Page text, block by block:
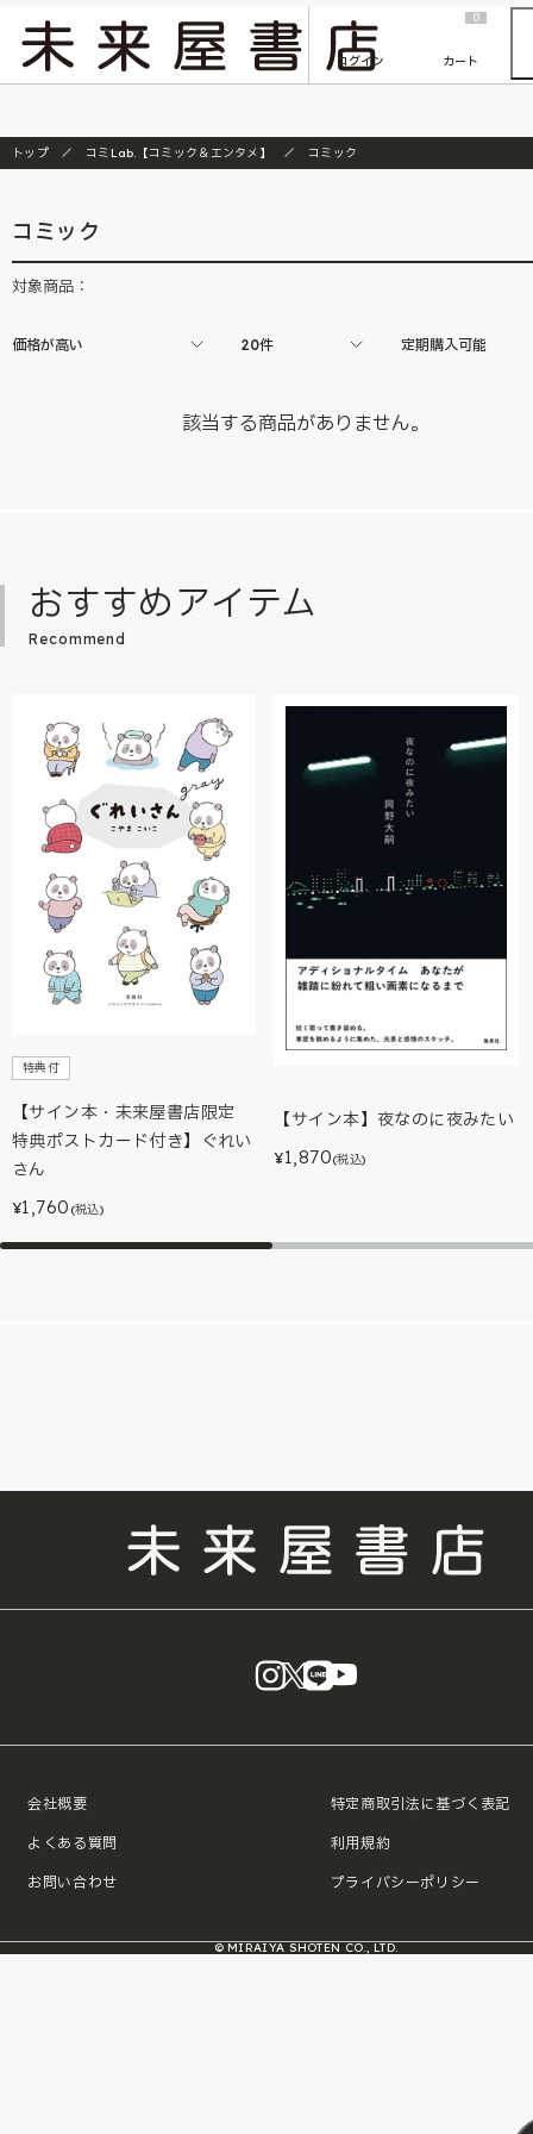
『ONE PIECE magazine 021 ONE PIECEカード付き同梱版』発売延期のご案内
ログイン
0
カート
トップ コミLab.【コミック＆エンタメ】 コミック
コミック
対象商品：
価格が高い 20件 定期購入可能
該当する商品がありません。
おすすめアイテム
Recommend
特典付
【サイン本・未来屋書店限定
特典ポストカード付き】ぐれい
さん
¥1,760 (税込)
【サイン本】夜なのに夜みたい
¥1,870(税込)
instagram
X LINE
会社概要
よくある質問
お問い合わせ
特定商取引法に基づく表記
利用規約
プライバシーポリシー
© MIRAIYA SHOTEN CO., LTD.